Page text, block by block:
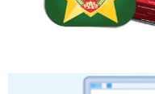
ban hành, được sửa
Quy trình nội bộ, quy
chính trong một số lĩnh
Ngày ban hành: 01/06/